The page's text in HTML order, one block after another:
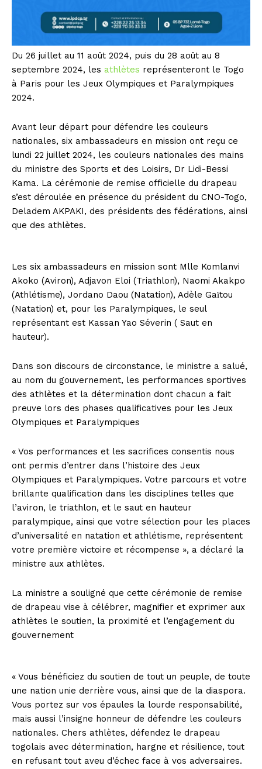
Du 26 juillet au 11 août 2024, puis du 28 août au 8
septembre 2024, les athlètes représenteront le Togo
à Paris pour les Jeux Olympiques et Paralympiques
2024.
Avant leur départ pour défendre les couleurs
nationales, six ambassadeurs en mission ont reçu ce
lundi 22 juillet 2024, les couleurs nationales des mains
du ministre des Sports et des Loisirs, Dr Lidi-Bessi
Kama. La cérémonie de remise officielle du drapeau
s’est déroulée en présence du président du CNO-Togo,
Deladem AKPAKI, des présidents des fédérations, ainsi
que des athlètes.
Les six ambassadeurs en mission sont Mlle Komlanvi
Akoko (Aviron), Adjavon Eloi (Triathlon), Naomi Akakpo
(Athlétisme), Jordano Daou (Natation), Adèle Gaїtou
(Natation) et, pour les Paralympiques, le seul
représentant est Kassan Yao Séverin ( Saut en
hauteur).
Dans son discours de circonstance, le ministre a salué,
au nom du gouvernement, les performances sportives
des athlètes et la détermination dont chacun a fait
preuve lors des phases qualificatives pour les Jeux
Olympiques et Paralympiques
« Vos performances et les sacrifices consentis nous
ont permis d’entrer dans l’histoire des Jeux
Olympiques et Paralympiques. Votre parcours et votre
brillante qualification dans les disciplines telles que
l’aviron, le triathlon, et le saut en hauteur
paralympique, ainsi que votre sélection pour les places
d’universalité en natation et athlétisme, représentent
votre première victoire et récompense », a déclaré la
ministre aux athlètes.
La ministre a souligné que cette cérémonie de remise
de drapeau vise à célébrer, magnifier et exprimer aux
athlètes le soutien, la proximité et l’engagement du
gouvernement
« Vous bénéficiez du soutien de tout un peuple, de toute
une nation unie derrière vous, ainsi que de la diaspora.
Vous portez sur vos épaules la lourde responsabilité,
mais aussi l’insigne honneur de défendre les couleurs
nationales. Chers athlètes, défendez le drapeau
togolais avec détermination, hargne et résilience, tout
en refusant tout aveu d’échec face à vos adversaires.